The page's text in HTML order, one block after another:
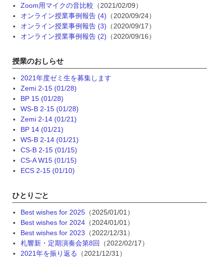
Zoom用マイクの音比較 （2021/02/09）
オンライン授業事例報告 (4) （2020/09/24）
オンライン授業事例報告 (3) （2020/09/17）
オンライン授業事例報告 (2) （2020/09/16）
授業のおしらせ
2021年度ゼミ生を募集します
Zemi 2-15 (01/28)
BP 15 (01/28)
WS-B 2-15 (01/28)
Zemi 2-14 (01/21)
BP 14 (01/21)
WS-B 2-14 (01/21)
CS-B 2-15 (01/15)
CS-A W15 (01/15)
ECS 2-15 (01/10)
ひとりごと
Best wishes for 2025（2025/01/01）
Best wishes for 2024（2024/01/01）
Best wishes for 2023 （2022/12/31）
札響新・定期演奏会第8回
（2022/02/17）
2021年を振り返る
（2021/12/31）